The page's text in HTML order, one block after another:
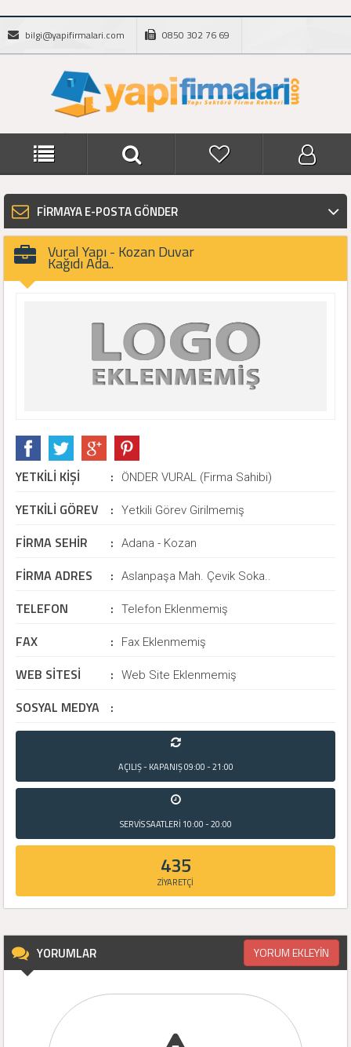
bilgi@yapifirmalari.com 0850 302 76 69
FİRMAYA E-POSTA GÖNDER
Vural Yapı - Kozan Duvar
Kağıdı Ada..
YETKİLİ KİŞİ : ÖNDER VURAL (Firma Sahibi)
YETKİLİ GÖREV : Yetkili Görev Girilmemiş
FİRMA SEHİR : Adana - Kozan
FİRMA ADRES : Aslanpaşa Mah. Çevik Soka..
TELEFON : Telefon Eklenmemiş
FAX : Fax Eklenmemiş
WEB SİTESİ : Web Site Eklenmemiş
SOSYAL MEDYA :
AÇILIŞ - KAPANIŞ09:00 - 21:00
SERVİS SAATLERİ 10:00 - 20:00
435
ZİYARETÇİ
YORUMLAR YORUM EKLEYİN